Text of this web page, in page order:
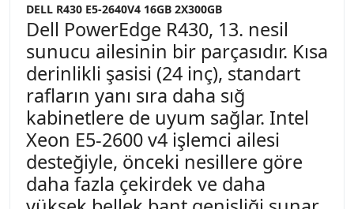
DELL R430 E5-2640V4 16GB 2X300GB
Dell PowerEdge R430, 13. nesil
sunucu ailesinin bir parçasıdır. Kısa
derinlikli şasisi (24 inç), standart
rafların yanı sıra daha sığ
kabinetlere de uyum sağlar. Intel
Xeon E5-2600 v4 işlemci ailesi
desteğiyle, önceki nesillere göre
daha fazla çekirdek ve daha